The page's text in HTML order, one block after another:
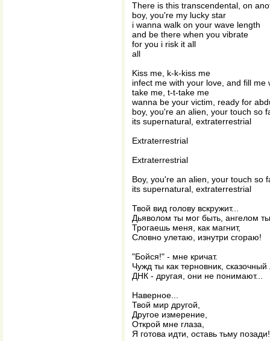
There is this transcendental, on
boy, you're my lucky star
i wanna walk on your wave length
and be there when you vibrate
for you i risk it all
all
Kiss me, k-k-kiss me
infect me with your love, and fill me
take me, t-t-take me
wanna be your victim, ready for
boy, you're an alien, your touch so
its supernatural, extraterrestrial
Extraterrestrial
Extraterrestrial
Boy, you're an alien, your touch so
its supernatural, extraterrestrial
Твой вид голову вскружит...
Дьяволом ты мог быть, ангелом
Трогаешь меня, как магнит,
Словно улетаю, изнутри сгораю!
"Бойся!" - мне кричат.
Чужд ты как терновник,
ДНК - другая, они не понимают...
Наверное...
Твой мир другой,
Другое измерение,
Открой мне глаза,
Я готова идти, оставь тьму позади!